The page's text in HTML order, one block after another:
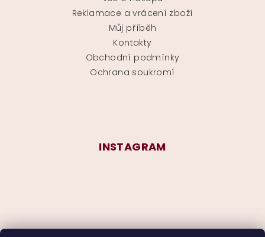
Reklamace a vrácení zboží
Můj příběh
Kontakty
Obchodní podmínky
Ochrana soukromí
INSTAGRAM